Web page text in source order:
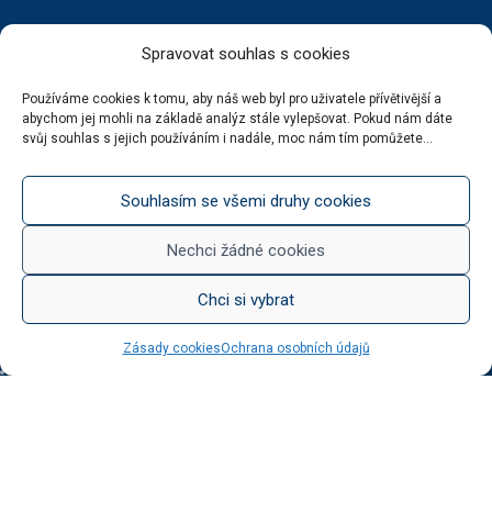
Spravovat souhlas s cookies
Používáme cookies k tomu, aby náš web byl pro uživatele přívětivější a
abychom jej mohli na základě analýz stále vylepšovat. Pokud nám dáte
svůj souhlas s jejich používáním i nadále, moc nám tím pomůžete...
Souhlasím se všemi druhy cookies
Nechci žádné cookies
Chci si vybrat
Zásady cookiesOchrana osobních údajů
O včelaření
Radkův sad
Radkův čaj
Ochrana osobních údajů